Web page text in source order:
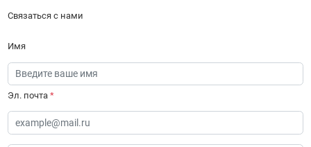
Связаться с нами
Имя
Эл. почта *